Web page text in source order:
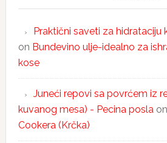
Praktični saveti za hidrataciju
on Bundevino ulje-idealno za
kose
Juneći repovi sa povrćem iz
kuvanog mesa) - Pecina poslaon
Cookera (Krčka)